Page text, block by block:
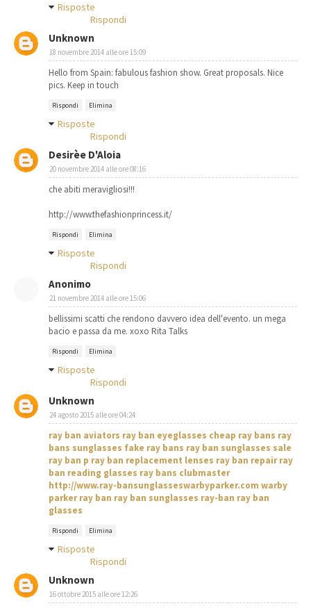
Risposte
Rispondi
Unknown
18 novembre 2014 alle ore 15:09
Hello from Spain: fabulous fashion show. Great proposals. Nice
pics. Keep in touch
Rispondi Elimina
Risposte
Rispondi
Desirèe D'Aloia
20 novembre 2014 alle ore 08:16
che abiti meravigliosi!!!
http://www.thefashionprincess.it/
Rispondi Elimina
Risposte
Rispondi
Anonimo
21 novembre 2014 alle ore 15:06
bellissimi scatti che rendono davvero idea dell'evento. un mega
bacio e passa da me. xoxo Rita Talks
Rispondi Elimina
Risposte
Rispondi
Unknown
24 agosto 2015 alle ore 04:24
ray ban aviators ray ban eyeglasses cheap ray bans ray
bans sunglasses fake ray bans ray ban sunglasses sale
ray ban p ray ban replacement lenses ray ban repair ray
ban reading glasses ray bans clubmaster
http://www.ray-bansunglasseswarbyparker.com warby
parker ray ban ray ban sunglasses ray-ban ray ban
glasses
Rispondi Elimina
Risposte
Rispondi
Unknown
16 ottobre 2015 alle ore 12:26